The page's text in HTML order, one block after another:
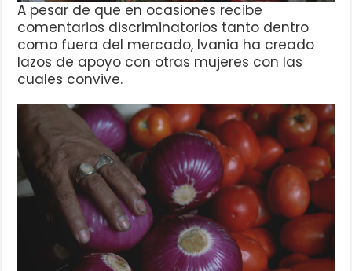
A pesar de que en ocasiones recibe
comentarios discriminatorios tanto dentro
como fuera del mercado, Ivania ha creado
lazos de apoyo con otras mujeres con las
cuales convive.